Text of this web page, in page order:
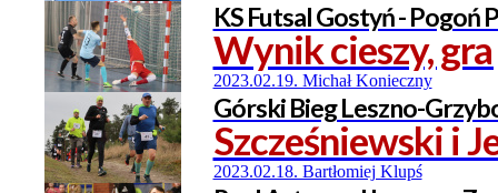
KS Futsal Gostyń - Pogoń
Wynik cieszy,
2023.02.19. Michał Konieczny
Górski Bieg Leszno-
Szcześniewski i
2023.02.18. Bartłomiej Klupś